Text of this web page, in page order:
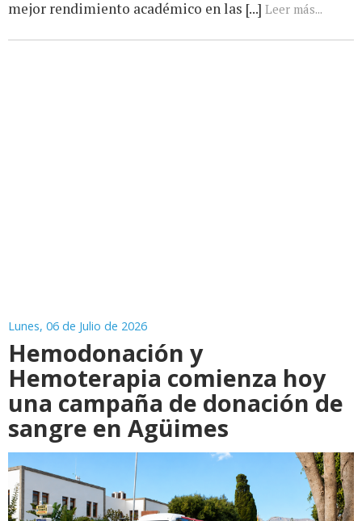
mejor rendimiento académico en las [...] Leer más...
Lunes, 06 de Julio de 2026
Hemodonación y
Hemoterapia comienza hoy
una campaña de donación de
sangre en Agüimes